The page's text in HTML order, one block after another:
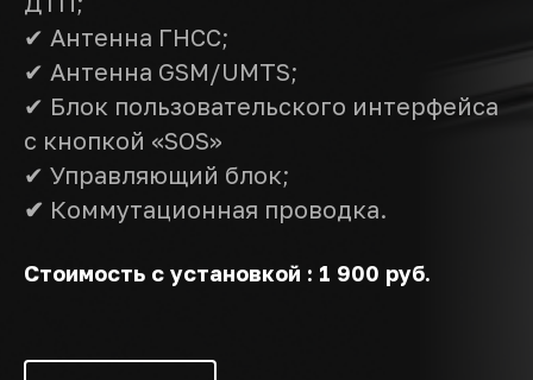
✔ Антенна ГНСС;
✔ Антенна GSM/UMTS;
✔ Блок пользовательского интерфейса
с кнопкой «SOS»
✔ Управляющий блок;
✔ Коммутационная проводка.
Стоимость с установкой : 1 900 руб.